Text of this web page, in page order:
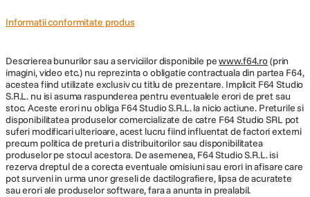
Informatii conformitate produs
Descrierea bunurilor sau a serviciilor disponibile pewww.f64.ro(prin
imagini, video etc.) nu reprezinta o obligatie contractuala din partea F64,
acestea fiind utilizate exclusiv cu titlu de prezentare. Implicit F64 Studio
S.R.L. nu isi asuma raspunderea pentru eventualele erori de pret sau
stoc. Aceste erori nu obliga F64 Studio S.R.L. la nicio actiune. Preturile si
disponibilitatea produselor comercializate de catre F64 Studio SRL pot
suferi modificari ulterioare, acest lucru fiind influentat de factori externi
precum politica de preturi a distribuitorilor sau disponibilitatea
produselor pe stocul acestora. De asemenea, F64 Studio S.R.L. isi
rezerva dreptul de a corecta eventuale omisiuni sau erori in afisare care
pot surveni in urma unor greseli de dactilografiere, lipsa de acuratete
sau erori ale produselor software, fara a anunta in prealabil.